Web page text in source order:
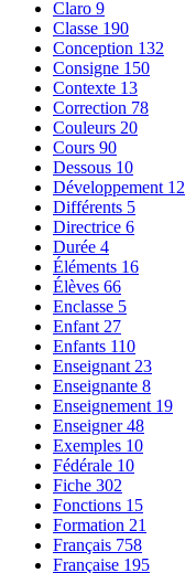
Claro 9
Classe 190
Conception 132
Consigne 150
Contexte 13
Correction 78
Couleurs 20
Cours 90
Dessous 10
Développement 12
Différents 5
Directrice 6
Durée 4
Éléments 16
Élèves 66
Enclasse 5
Enfant 27
Enfants 110
Enseignant 23
Enseignante 8
Enseignement 19
Enseigner48
Exemples 10
Fédérale 10
Fiche 302
Fonctions 15
Formation 21
Français 758
Française 195